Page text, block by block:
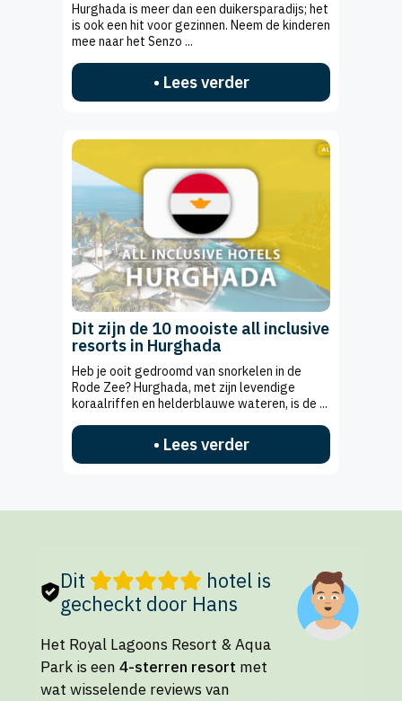
Hurghada is meer dan een duikersparadijs; het
is ook een hit voor gezinnen. Neem de kinderen
mee naar het Senzo ...
• Lees verder
Dit zijn de 10 mooiste all inclusive
resorts in Hurghada
Heb je ooit gedroomd van snorkelen in de
Rode Zee? Hurghada, met zijn levendige
koraalriffen en helderblauwe wateren, is de ...
• Lees verder
Dit
hotel is
gecheckt door Hans
Het Royal Lagoons Resort & Aqua
Park is een 4-sterren resort met
wat wisselende reviews van